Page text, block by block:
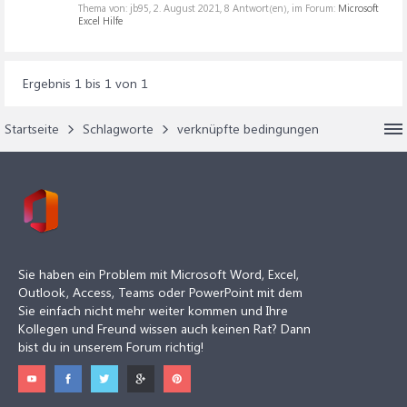
Thema von: jb95, 2. August 2021, 8 Antwort(en), im Forum: Microsoft
Excel Hilfe
Ergebnis 1 bis 1 von 1
Startseite Schlagworte verknüpfte bedingungen
Sie haben ein Problem mit Microsoft Word, Excel,
Outlook, Access, Teams oder PowerPoint mit dem
Sie einfach nicht mehr weiter kommen und Ihre
Kollegen und Freund wissen auch keinen Rat? Dann
bist du in unserem Forum richtig!